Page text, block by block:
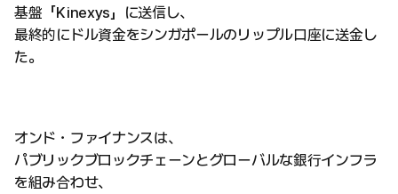
基盤「Kinexys」に送信し、
最終的にドル資金をシンガポールのリップル口座に送金し
た。
オンド・ファイナンスは、
パブリックブロックチェーンとグローバルな銀行インフラ
を組み合わせ、